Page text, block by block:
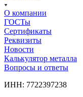
О компании
ГОСТы
Сертификаты
Реквизиты
Новости
Калькулятор металла
Вопросы и ответы
ИНН: 7722397238